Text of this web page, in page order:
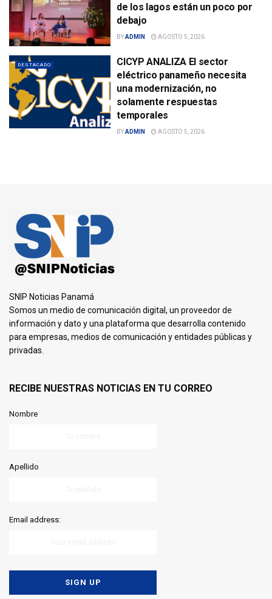
de los lagos están un poco por
debajo
BYADMIN AGOSTO 5, 2026
DESTACADO
CICYP ANALIZA El sector
eléctrico panameño necesita
una modernización, no
solamente respuestas
temporales
BYADMIN AGOSTO 5, 2026
SNIP Noticias Panamá
Somos un medio de comunicación digital, un proveedor de
información y dato y una plataforma que desarrolla contenido
para empresas, medios de comunicación y entidades públicas y
privadas.
RECIBE NUESTRAS NOTICIAS EN TU CORREO
Nombre
Apellido
Email address: